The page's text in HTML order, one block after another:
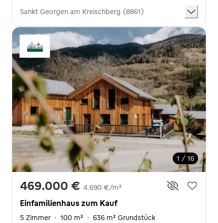
Sankt Georgen am Kreischberg (8861)
1 / 16
469.000 € 4.690 €/m²
Einfamilienhaus zum Kauf
5 Zimmer · 100 m² · 636 m² Grundstück